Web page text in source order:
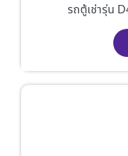
รถตู้เช่ารุ่น